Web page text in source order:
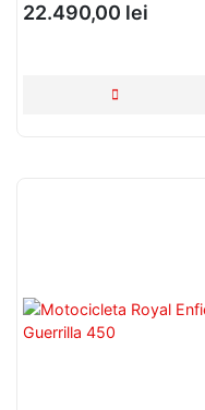
22.490,00 lei